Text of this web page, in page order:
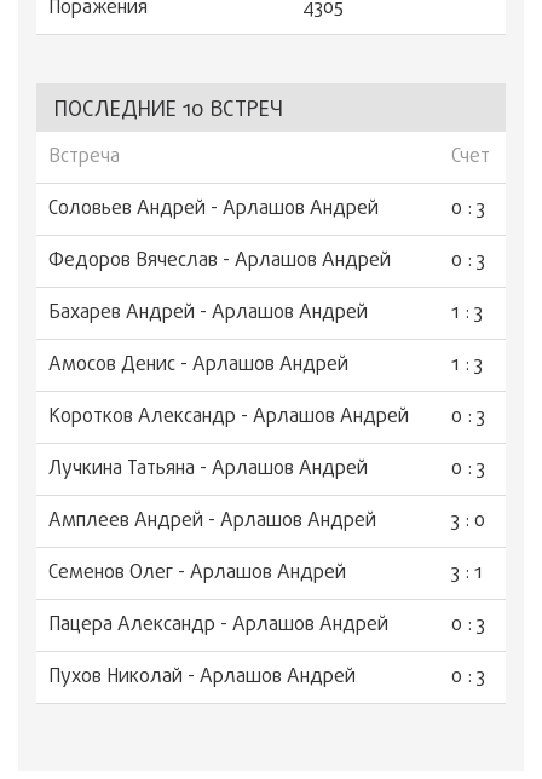
Поражения
4305
ПОСЛЕДНИЕ 10 ВСТРЕЧ
Встреча
Счет
Соловьев Андрей - Арлашов Андрей
0 : 3
Федоров Вячеслав - Арлашов Андрей
0 : 3
Бахарев Андрей - Арлашов Андрей
1 : 3
Амосов Денис - Арлашов Андрей
1 : 3
Коротков Александр - Арлашов Андрей
0 : 3
Лучкина Татьяна - Арлашов Андрей
0 : 3
Амплеев Андрей - Арлашов Андрей
3 : 0
Семенов Олег - Арлашов Андрей
3 : 1
Пацера Александр - Арлашов Андрей
0 : 3
Пухов Николай - Арлашов Андрей
0 : 3